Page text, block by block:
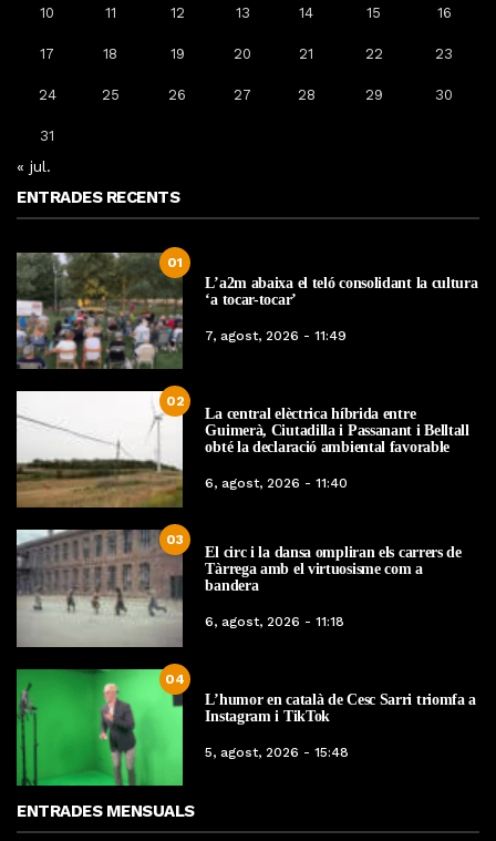
10 11 12 13 14 15 16
17 18 19 20 21 22 23
24 25 26 27 28 29 30
31
« jul.
ENTRADES RECENTS
01
L’a2m abaixa el teló consolidant la cultura
‘a tocar-tocar’
7, agost, 2026 - 11:49
02
La central elèctrica híbrida entre
Guimerà, Ciutadilla i Passanant i Belltall
obté la declaració ambiental favorable
6, agost, 2026 - 11:40
03
El circ i la dansa ompliran els carrers de
Tàrrega amb el virtuosisme com a
bandera
6, agost, 2026 - 11:18
04
L’humor en català de Cesc Sarri triomfa a
Instagram i TikTok
5, agost, 2026 - 15:48
ENTRADES MENSUALS